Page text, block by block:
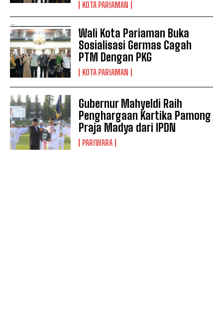
KOTA PARIAMAN
Wali Kota Pariaman Buka
Sosialisasi Germas Cagah
PTM Dengan PKG
KOTA PARIAMAN
Gubernur Mahyeldi Raih
Penghargaan Kartika Pamong
Praja Madya dari IPDN
PARIWARA